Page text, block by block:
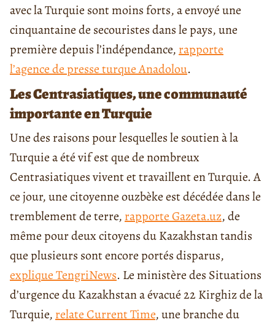
avec la Turquie sont moins forts, a envoyé une
cinquantaine de secouristes dans le pays, une
première depuis l’indépendance, rapporte
l’agence de presse turque Anadolou.
Les Centrasiatiques, une communauté
importante en Turquie
Une des raisons pour lesquelles le soutien à la
Turquie a été vif est que de nombreux
Centrasiatiques vivent et travaillent en Turquie. A
ce jour, une citoyenne ouzbèke est décédée dans le
tremblement de terre, rapporte Gazeta.uz, de
même pour deux citoyens du Kazakhstan tandis
que plusieurs sont encore portés disparus,
explique TengriNews. Le ministère des Situations
d’urgence du Kazakhstan a évacué 22 Kirghiz de la
Turquie, relate Current Time, une branche du